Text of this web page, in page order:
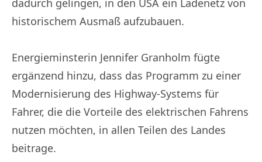
historischem Ausmaß aufzubauen.
Energieminsterin Jennifer Granholm fügte
ergänzend hinzu, dass das Programm zu einer
Modernisierung des Highway-Systems für
Fahrer, die die Vorteile des elektrischen Fahrens
nutzen möchten, in allen Teilen des Landes
beitrage.